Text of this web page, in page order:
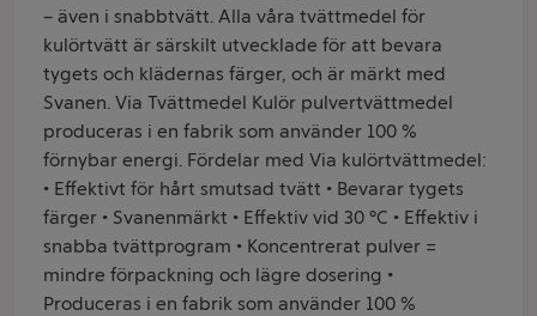
– även i snabbtvätt. Alla våra tvättmedel för
kulörtvätt är särskilt utvecklade för att bevara
tygets och klädernas färger, och är märkt med
Svanen. Via Tvättmedel Kulör pulvertvättmedel
produceras i en fabrik som använder 100 %
förnybar energi. Fördelar med Via kulörtvättmedel:
• Effektivt för hårt smutsad tvätt • Bevarar tygets
färger • Svanenmärkt • Effektiv vid 30 °C • Effektiv i
snabba tvättprogram • Koncentrerat pulver =
mindre förpackning och lägre dosering •
Produceras i en fabrik som använder 100 %